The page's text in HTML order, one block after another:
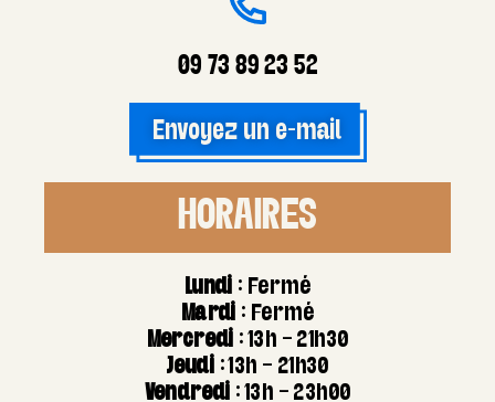
09 73 89 23 52
Envoyez un e-mail
HORAIRES
Lundi : Fermé
Mardi : Fermé
Mercredi : 13h – 21h30
Jeudi : 13h – 21h30
Vendredi : 13h – 23h00